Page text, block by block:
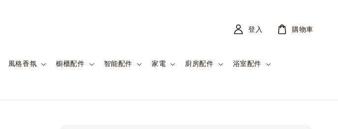
風格香氛 櫥櫃配件 智能配件 家電 廚房配件 浴室配件
登入 購物車